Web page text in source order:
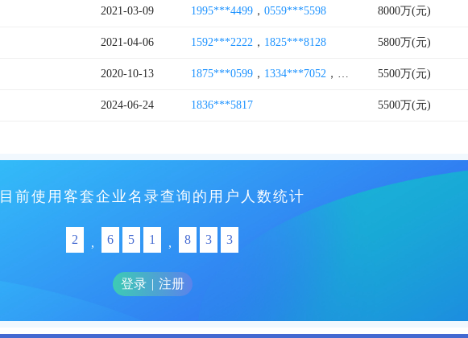
2021-03-09 1995***4499 ， 0559***5598 8000万(元)
2021-04-06 1592***2222 ， 1825***8128 5800万(元)
2020-10-13 1875***0599 ， 1334***7052 ， 0559***85325500万(元)
2024-06-24 1836***5817 5500万(元)
目前使用客套企业名录查询的用户人数统计
2 , 6 5 1 , 8 3 3
登录 | 注册